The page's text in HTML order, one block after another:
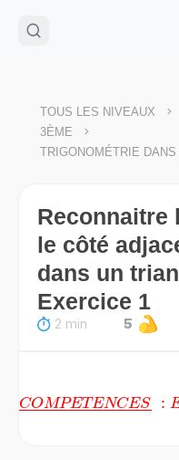
🌴Cahier de
Télécharge ton
TOUS LES NIVEAUX >
3ÈME >
TRIGONOMÉTRIE
Reconnaitre
le côté
dans un
Exercice 1
2 min 5
COMPETENCES :